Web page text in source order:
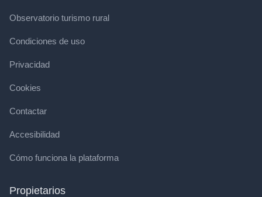
Observatorio turismo rural
Condiciones de uso
Privacidad
Cookies
Contactar
Accesibilidad
Cómo funciona la plataforma
Propietarios